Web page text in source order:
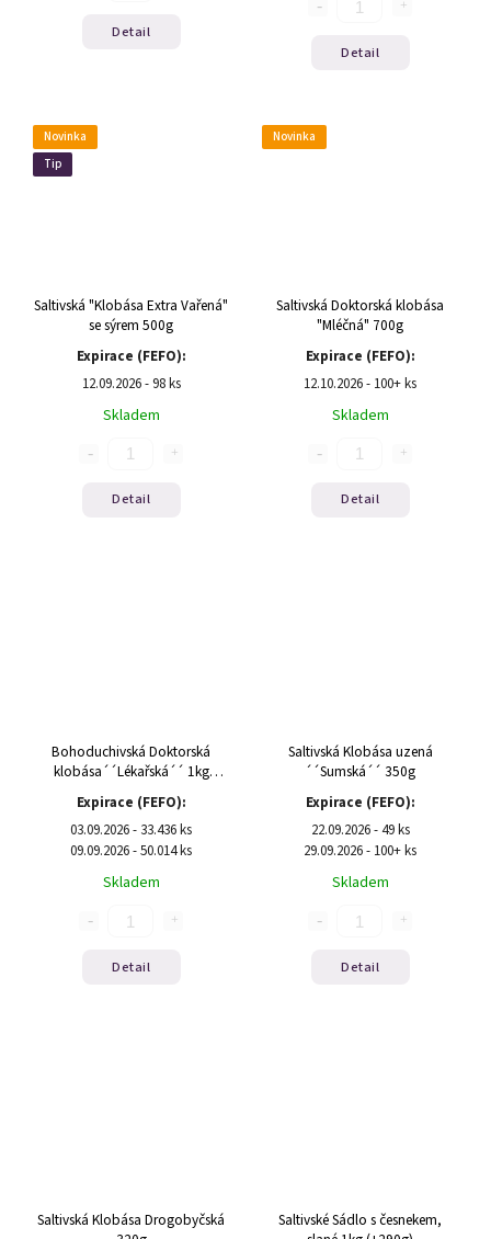
Detail
Detail
Novinka
Tip
Saltivská "Klobása Extra Vařená"
se sýrem 500g
Expirace (FEFO):
12.09.2026 - 98 ks
Skladem
Detail
Novinka
Saltivská Doktorská klobása
"Mléčná" 700g
Expirace (FEFO):
12.10.2026 - 100+ ks
Skladem
Detail
Bohoduchivská Doktorská
klobása´´Lékařská´´ 1kg
(±450kg)
Expirace (FEFO):
03.09.2026 - 33.436 ks
09.09.2026 - 50.014 ks
Skladem
Detail
Saltivská Klobása uzená
´´Sumská´´ 350g
Expirace (FEFO):
22.09.2026 - 49 ks
29.09.2026 - 100+ ks
Skladem
Detail
Saltivská Klobása Drogobyčská
Saltivské Sádlo s česnekem,